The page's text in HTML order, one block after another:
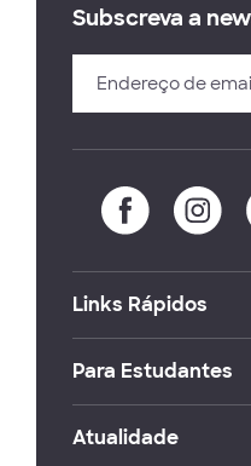
Subscreva a
Links Rápidos
Para Estudantes
Atualidade